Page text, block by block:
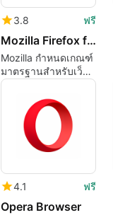
3.8 ฟรี
Mozilla Firefox for Mac
Mozilla กำหนดเกณฑ์
มาตรฐานสำหรับเว็บ
เบราเซอร์
4.1 ฟรี
Opera Browser